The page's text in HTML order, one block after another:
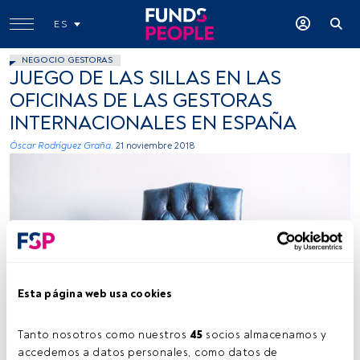
Esta página web usa cookies
Tanto nosotros como nuestros 45 socios almacenamos y
accedemos a datos personales, como datos de
ES
NEGOCIO GESTORAS
JUEGO DE LAS SILLAS EN LAS
OFICINAS DE LAS GESTORAS
INTERNACIONALES EN ESPAÑA
Óscar Rodríguez Graña. 21 noviembre 2018
Victoria Heath, Unsplash
Tiempo lectura: 3 min.